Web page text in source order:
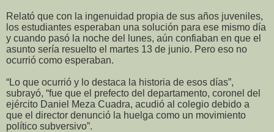
Relató que con la ingenuidad propia de sus años juveniles,
los estudiantes esperaban una solución para ese mismo día
y cuando pasó la noche del lunes, aún confiaban en que el
asunto sería resuelto el martes 13 de junio. Pero eso no
ocurrió como esperaban.
“Lo que ocurrió y lo destaca la historia de esos días”,
subrayó, “fue que el prefecto del departamento, coronel del
ejército Daniel Meza Cuadra, acudió al colegio debido a
que el director denunció la huelga como un movimiento
político subversivo”.